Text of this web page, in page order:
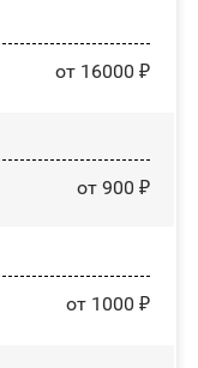
от 16000 ₽
от 900 ₽
от 1000 ₽